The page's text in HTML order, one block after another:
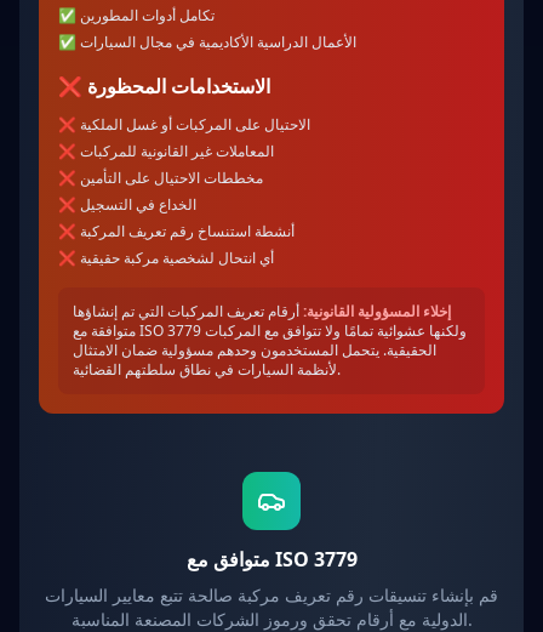
✅ تكامل أدوات المطورين
✅ الأعمال الدراسية الأكاديمية في مجال السيارات
❌ الاستخدامات المحظورة
❌ الاحتيال على المركبات أو غسل الملكية
❌ المعاملات غير القانونية للمركبات
❌ مخططات الاحتيال على التأمين
❌ الخداع في التسجيل
❌ أنشطة استنساخ رقم تعريف المركبة
❌ أي انتحال لشخصية مركبة حقيقية
إخلاء المسؤولية القانونية:أرقام تعريف المركبات التي تم إنشاؤها
متوافقة مع ISO 3779 ولكنها عشوائية تمامًا ولا تتوافق مع المركبات
الحقيقية. يتحمل المستخدمون وحدهم مسؤولية ضمان الامتثال
لأنظمة السيارات في نطاق سلطتهم القضائية.
متوافق مع ISO 3779
قم بإنشاء تنسيقات رقم تعريف مركبة صالحة تتبع معايير السيارات
الدولية مع أرقام تحقق ورموز الشركات المصنعة المناسبة.